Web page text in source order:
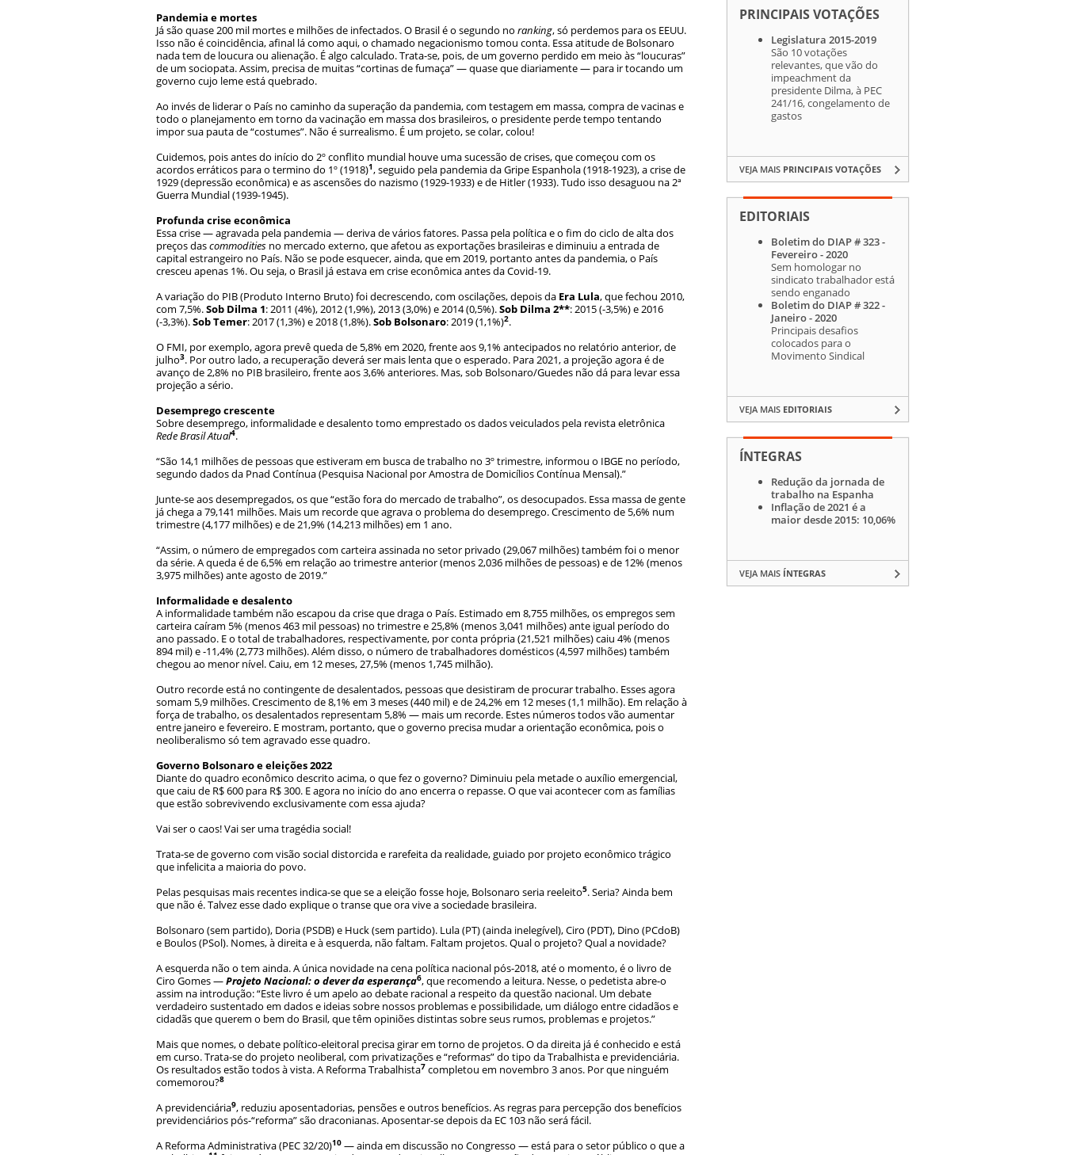
Pandemia e mortes
Já são quase 200 mil mortes e milhões de infectados. O Brasil é o segundo no ranking, só perdemos para os EEUU.
Isso não é coincidência, afinal lá como aqui, o chamado negacionismo tomou conta. Essa atitude de Bolsonaro
nada tem de loucura ou alienação. É algo calculado. Trata-se, pois, de um governo perdido em meio às “loucuras”
de um sociopata. Assim, precisa de muitas “cortinas de fumaça” — quase que diariamente — para ir tocando um
governo cujo leme está quebrado.
Ao invés de liderar o País no caminho da superação da pandemia, com testagem em massa, compra de vacinas e
todo o planejamento em torno da vacinação em massa dos brasileiros, o presidente perde tempo tentando
impor sua pauta de “costumes”. Não é surrealismo. É um projeto, se colar, colou!
Cuidemos, pois antes do início do 2º conflito mundial houve uma sucessão de crises, que começou com os
acordos erráticos para o termino do 1º (1918)1, seguido pela pandemia da Gripe Espanhola (1918-1923), a crise de
1929 (depressão econômica) e as ascensões do nazismo (1929-1933) e de Hitler (1933). Tudo isso desaguou na 2ª
Guerra Mundial (1939-1945).
Profunda crise econômica
Essa crise — agravada pela pandemia — deriva de vários fatores. Passa pela política e o fim do ciclo de alta dos
preços dascommodities no mercado externo, que afetou as exportações brasileiras e diminuiu a entrada de
capital estrangeiro no País. Não se pode esquecer, ainda, que em 2019, portanto antes da pandemia, o País
cresceu apenas 1%. Ou seja, o Brasil já estava em crise econômica antes da Covid-19.
A variação do PIB (Produto Interno Bruto) foi decrescendo, com oscilações, depois da Era Lula, que fechou 2010,
com 7,5%.Sob Dilma 1: 2011 (4%), 2012 (1,9%), 2013 (3,0%) e 2014 (0,5%).Sob Dilma 2**: 2015 (-3,5%) e 2016
(-3,3%).Sob Temer: 2017 (1,3%) e 2018 (1,8%).Sob Bolsonaro: 2019 (1,1%)2.
O FMI, por exemplo, agora prevê queda de 5,8% em 2020, frente aos 9,1% antecipados no relatório anterior, de
julho3. Por outro lado, a recuperação deverá ser mais lenta que o esperado. Para 2021, a projeção agora é de
avanço de 2,8% no PIB brasileiro, frente aos 3,6% anteriores. Mas, sob Bolsonaro/Guedes não dá para levar essa
projeção a sério.
Desemprego crescente
Sobre desemprego, informalidade e desalento tomo emprestado os dados veiculados pela revista eletrônica
Rede Brasil Atual4.
“São 14,1 milhões de pessoas que estiveram em busca de trabalho no 3º trimestre, informou o IBGE no período,
segundo dados da Pnad Contínua (Pesquisa Nacional por Amostra de Domicílios Contínua Mensal).”
Junte-se aos desempregados, os que “estão fora do mercado de trabalho”, os desocupados. Essa massa de gente
já chega a 79,141 milhões. Mais um recorde que agrava o problema do desemprego. Crescimento de 5,6% num
trimestre (4,177 milhões) e de 21,9% (14,213 milhões) em 1 ano.
“Assim, o número de empregados com carteira assinada no setor privado (29,067 milhões) também foi o menor
da série. A queda é de 6,5% em relação ao trimestre anterior (menos 2,036 milhões de pessoas) e de 12% (menos
3,975 milhões) ante agosto de 2019.”
Informalidade e desalento
A informalidade também não escapou da crise que draga o País. Estimado em 8,755 milhões, os empregos sem
carteira caíram 5% (menos 463 mil pessoas) no trimestre e 25,8% (menos 3,041 milhões) ante igual período do
ano passado. E o total de trabalhadores, respectivamente, por conta própria (21,521 milhões) caiu 4% (menos
894 mil) e -11,4% (2,773 milhões). Além disso, o número de trabalhadores domésticos (4,597 milhões) também
chegou ao menor nível. Caiu, em 12 meses, 27,5% (menos 1,745 milhão).
Outro recorde está no contingente de desalentados, pessoas que desistiram de procurar trabalho. Esses agora
somam 5,9 milhões. Crescimento de 8,1% em 3 meses (440 mil) e de 24,2% em 12 meses (1,1 milhão). Em relação à
força de trabalho, os desalentados representam 5,8% — mais um recorde. Estes números todos vão aumentar
entre janeiro e fevereiro. E mostram, portanto, que o governo precisa mudar a orientação econômica, pois o
neoliberalismo só tem agravado esse quadro.
Governo Bolsonaro e eleições 2022
Diante do quadro econômico descrito acima, o que fez o governo? Diminuiu pela metade o auxílio emergencial,
que caiu de R$ 600 para R$ 300. E agora no início do ano encerra o repasse. O que vai acontecer com as famílias
que estão sobrevivendo exclusivamente com essa ajuda?
Vai ser o caos! Vai ser uma tragédia social!
Trata-se de governo com visão social distorcida e rarefeita da realidade, guiado por projeto econômico trágico
que infelicita a maioria do povo.
Pelas pesquisas mais recentes indica-se que se a eleição fosse hoje, Bolsonaro seria reeleito5. Seria? Ainda bem
que não é. Talvez esse dado explique o transe que ora vive a sociedade brasileira.
Bolsonaro (sem partido), Doria (PSDB) e Huck (sem partido). Lula (PT) (ainda inelegível), Ciro (PDT), Dino (PCdoB)
e Boulos (PSol). Nomes, à direita e à esquerda, não faltam. Faltam projetos. Qual o projeto? Qual a novidade?
A esquerda não o tem ainda. A única novidade na cena política nacional pós-2018, até o momento, é o livro de
Ciro Gomes —Projeto Nacional: o dever da esperança6, que recomendo a leitura. Nesse, o pedetista abre-o
assim na introdução: “Este livro é um apelo ao debate racional a respeito da questão nacional. Um debate
verdadeiro sustentado em dados e ideias sobre nossos problemas e possibilidade, um diálogo entre cidadãos e
cidadãs que querem o bem do Brasil, que têm opiniões distintas sobre seus rumos, problemas e projetos.”
Mais que nomes, o debate político-eleitoral precisa girar em torno de projetos. O da direita já é conhecido e está
em curso. Trata-se do projeto neoliberal, com privatizações e “reformas” do tipo da Trabalhista e previdenciária.
Os resultados estão todos à vista. A Reforma Trabalhista7 completou em novembro 3 anos. Por que ninguém
comemorou?8
A previdenciária9, reduziu aposentadorias, pensões e outros benefícios. As regras para percepção dos benefícios
previdenciários pós-“reforma” são draconianas. Aposentar-se depois da EC 103 não será fácil.
A Reforma Administrativa (PEC 32/20)10 — ainda em discussão no Congresso — está para o setor público o que a
PRINCIPAIS VOTAÇÕES
Legislatura 2015-2019
São 10 votações
relevantes, que vão do
impeachment da
presidente Dilma, à PEC
241/16, congelamento de
gastos
VEJA MAIS PRINCIPAIS VOTAÇÕES
EDITORIAIS
Boletim do DIAP # 323 -
Fevereiro - 2020
Sem homologar no
sindicato trabalhador está
sendo enganado
Boletim do DIAP # 322 -
Janeiro - 2020
Principais desafios
colocados para o
Movimento Sindical
VEJA MAIS EDITORIAIS
ÍNTEGRAS
Redução da jornada de
trabalho na Espanha
Inflação de 2021 é a
maior desde 2015: 10,06%
VEJA MAIS ÍNTEGRAS